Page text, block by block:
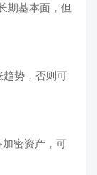
期基本面，但
势，否则可
密资产，可